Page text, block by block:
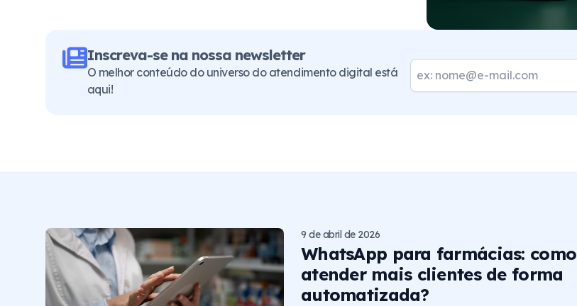
Inscreva-se na nossa newsletter
O melhor conteúdo do universo do atendimento digital está
aqui!
WhatsApp para farmácias: como
atender mais clientes de forma
automatizada?
9 de abril de 2026